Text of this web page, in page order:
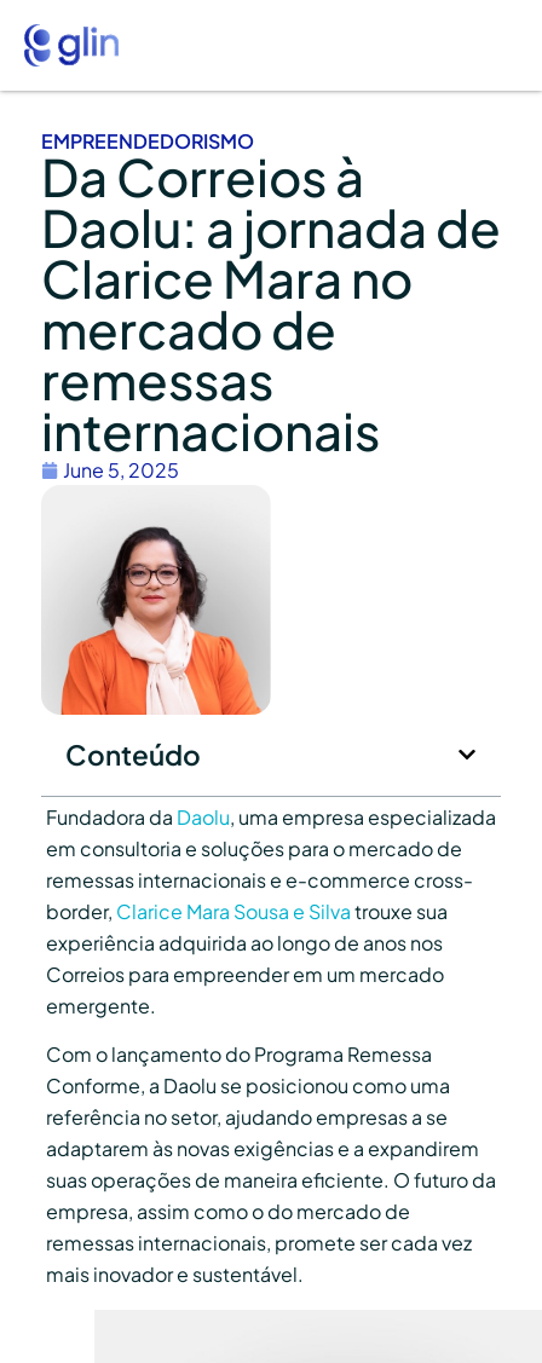
EMPREENDEDORISMO
Da Correios à
Daolu: a jornada de
Clarice Mara no
mercado de
remessas
internacionais
June 5, 2025
Conteúdo
Fundadora da Daolu, uma empresa especializada
em consultoria e soluções para o mercado de
remessas internacionais e e-commerce cross-
border, Clarice Mara Sousa e Silvatrouxe sua
experiência adquirida ao longo de anos nos
Correios para empreender em um mercado
emergente.
Com o lançamento do Programa Remessa
Conforme, a Daolu se posicionou como uma
referência no setor, ajudando empresas a se
adaptarem às novas exigências e a expandirem
suas operações de maneira eficiente. O futuro da
empresa, assim como o do mercado de
remessas internacionais, promete ser cada vez
mais inovador e sustentável.